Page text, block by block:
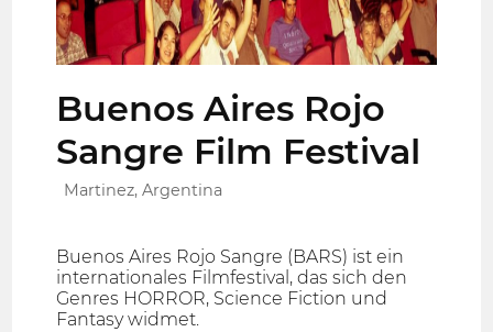
Buenos Aires Rojo
Sangre Film Festival
Martinez, Argentina
Buenos Aires Rojo Sangre (BARS) ist ein
internationales Filmfestival, das sich den
Genres HORROR, Science Fiction und
Fantasy widmet.